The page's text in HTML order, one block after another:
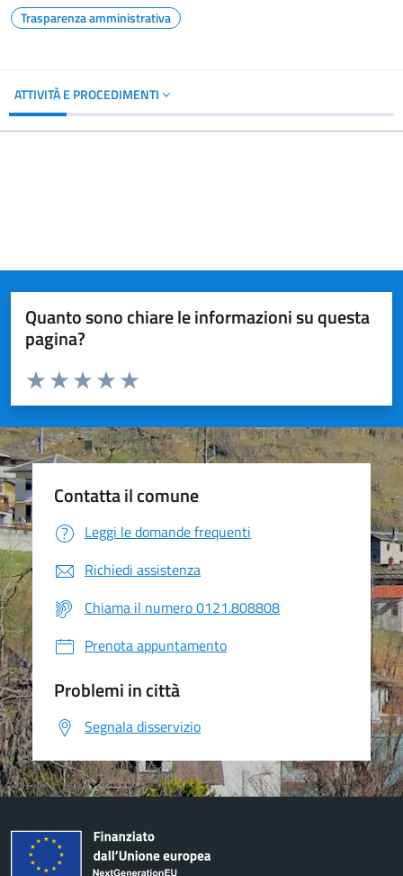
Trasparenza amministrativa
ATTIVITÀ E PROCEDIMENTI
Quanto sono chiare le informazioni su questa
pagina?
Valuta da 1 a 5 stelle la pagina
Valuta 5 stelle su 5
Valuta 4 stelle su 5
Valuta 3 stelle su 5
Valuta 2 stelle su 5
Valuta 1 stelle su 5
Contatta il comune
Leggi le domande frequenti
Richiedi assistenza
Chiama il numero 0121.808808
Prenota appuntamento
Problemi in città
Segnala disservizio